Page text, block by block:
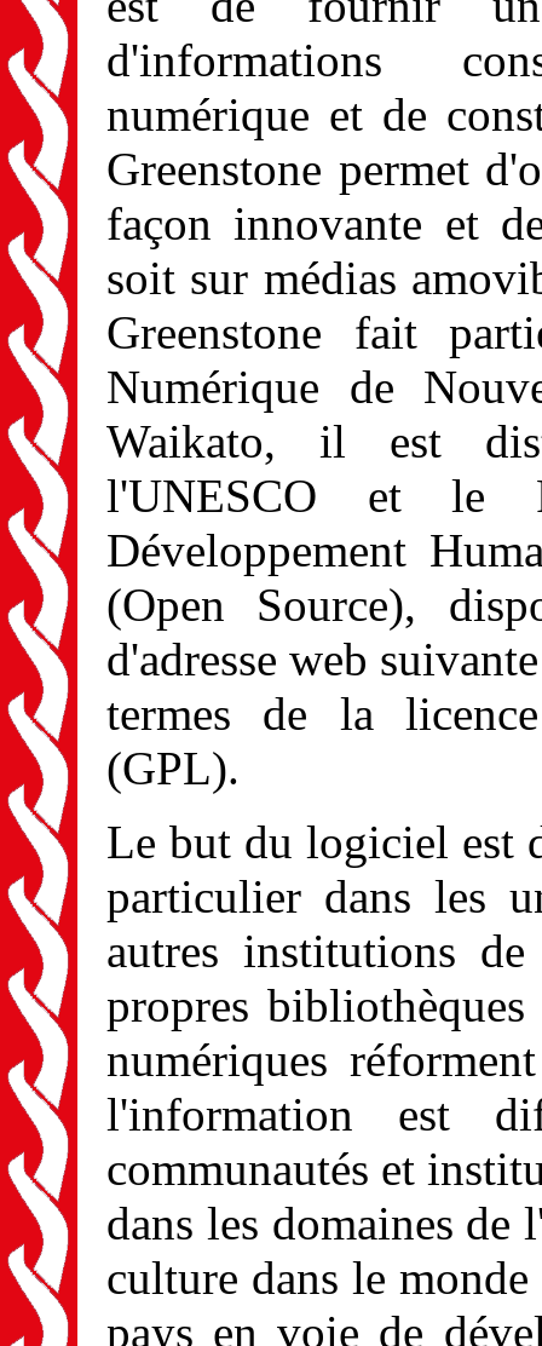
d'informations
numérique et de
Greenstone permet
façon innovante et
soit sur médias
Greenstone fait
Numérique de
Waikato, il est
l'UNESCO et le
Développement
(Open Source),
d'adresse web
termes de la
(GPL).
Le but du logiciel est
particulier dans les
autres institutions
propres
numériques
l'information est
communautés et
dans les domaines de
culture dans le
pays en voie de